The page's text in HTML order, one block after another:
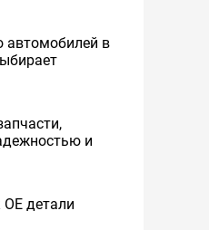
автомобилей в
и
ОЕ детали